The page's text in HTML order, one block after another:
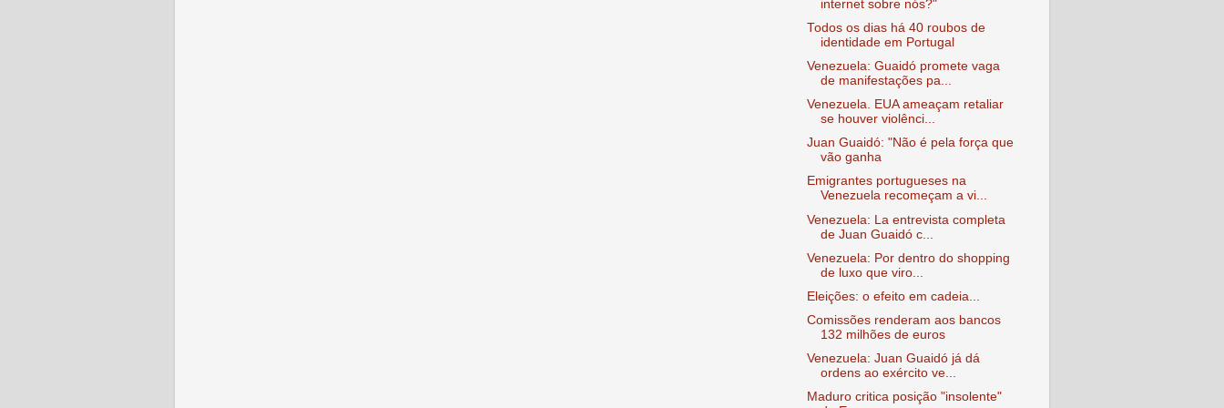
internet sobre nós?"
Todos os dias há 40 roubos de
identidade em Portugal
Venezuela: Guaidó promete vaga
de manifestações pa...
Venezuela. EUA ameaçam retaliar
se houver violênci...
Juan Guaidó: "Não é pela força que
vão ganha
Emigrantes portugueses na
Venezuela recomeçam a vi...
Venezuela: La entrevista completa
de Juan Guaidó c...
Venezuela: Por dentro do shopping
de luxo que viro...
Eleições: o efeito em cadeia...
Comissões renderam aos bancos
132 milhões de euros
Venezuela: Juan Guaidó já dá
ordens ao exército ve...
Maduro critica posição "insolente"